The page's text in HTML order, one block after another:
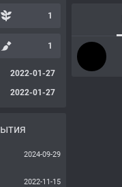
1
1
2022-01-27
2022-01-27
2024-09-29
2022-11-15